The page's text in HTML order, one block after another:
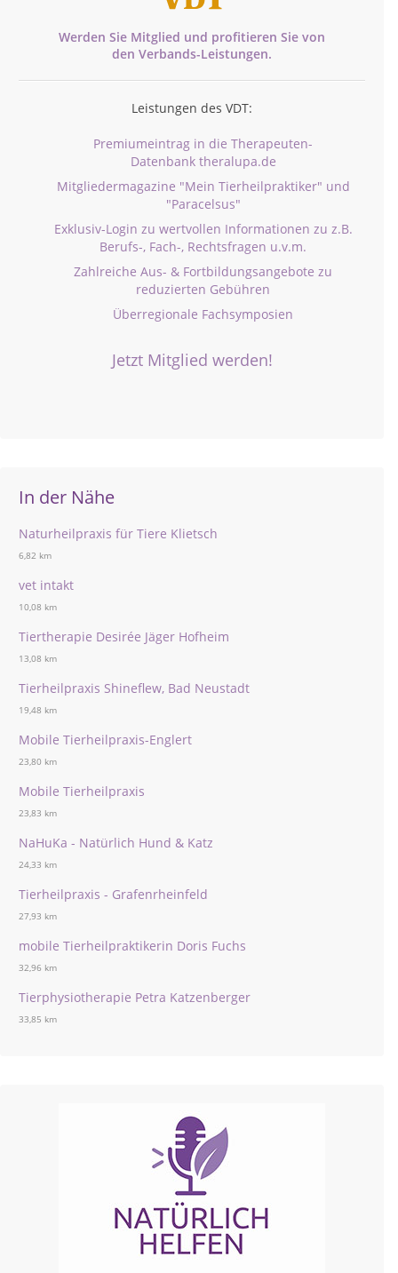
Werden Sie Mitglied und profitieren Sie von
den Verbands-Leistungen.
Leistungen des VDT:
Premiumeintrag in die Therapeuten-
Datenbank theralupa.de
Mitgliedermagazine "Mein Tierheilpraktiker" und
"Paracelsus"
Exklusiv-Login zu wertvollen Informationen zu z.B.
Berufs-, Fach-, Rechtsfragen u.v.m.
Zahlreiche Aus- & Fortbildungsangebote zu
reduzierten Gebühren
Überregionale Fachsymposien
Jetzt Mitglied werden!
In der Nähe
Naturheilpraxis für Tiere Klietsch
6,82 km
vet intakt
10,08 km
Tiertherapie Desirée Jäger Hofheim
13,08 km
Tierheilpraxis Shineflew, Bad Neustadt
19,48 km
Mobile Tierheilpraxis-Englert
23,80 km
Mobile Tierheilpraxis
23,83 km
NaHuKa - Natürlich Hund & Katz
24,33 km
Tierheilpraxis - Grafenrheinfeld
27,93 km
mobile Tierheilpraktikerin Doris Fuchs
32,96 km
Tierphysiotherapie Petra Katzenberger
33,85 km